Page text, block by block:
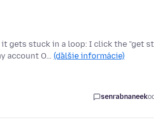
gets stuck in a loop: I click the "get
account O… (ďalšie informácie)
senrabnaneek